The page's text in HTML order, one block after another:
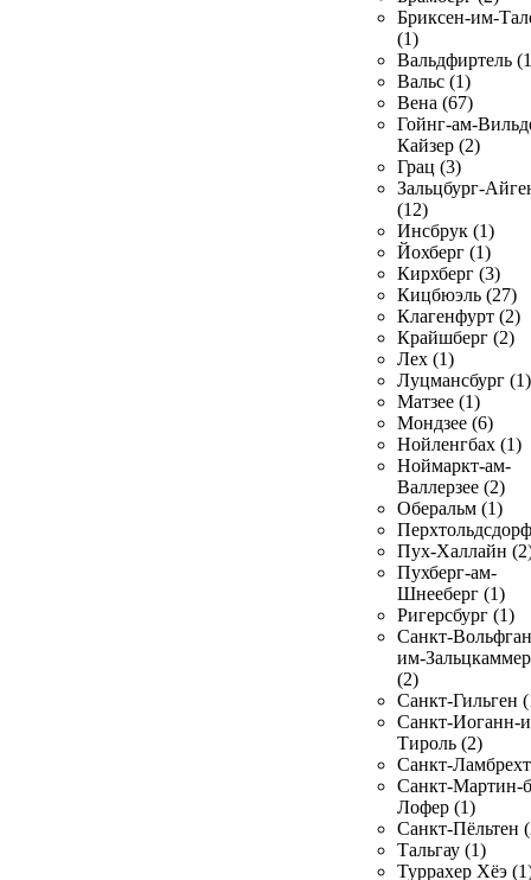
Бриксен-им-
(1)
Вальдфиртель
Вальс (1)
Вена (67)
Гойнг-ам-
Кайзер (2)
Грац (3)
Зальцбург-
(12)
Инсбрук (1)
Йохберг (1)
Кирхберг (3)
Кицбюэль (27)
Клагенфурт (2)
Крайшберг (2)
Лех (1)
Луцмансбург (1)
Матзее (1)
Мондзее (6)
Нойленгбах (1)
Ноймаркт-ам-
Валлерзее (2)
Оберальм (1)
Пух-Халлайн
Пухберг-ам-
Шнееберг (1)
Ригерсбург (1)
Санкт-
им-
(2)
Санкт-Гильген
Санкт-Иоганн-
Тироль (2)
Санкт-
Санкт-Мартин-
Лофер (1)
Санкт-Пёльтен
Тальгау (1)
Туррахер Хёэ